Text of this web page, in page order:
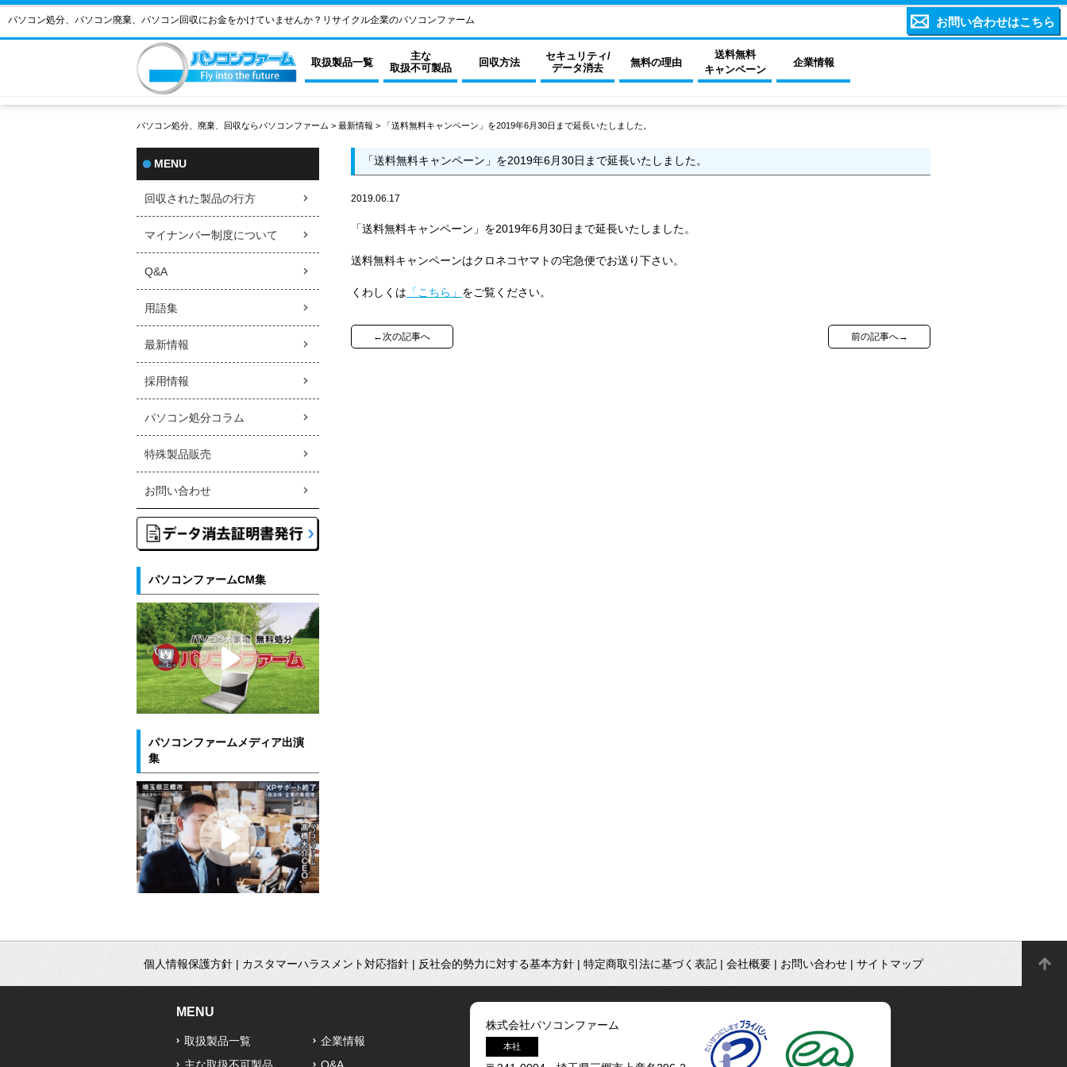
パソコン処分、パソコン廃棄、パソコン回収にお金をかけていませんか？リサイクル企業のパソコンファーム お問い合わせはこちら
取扱製品一覧
主な
取扱不可製品
回収方法
セキュリティ/
データ消去
無料の理由
送料無料
キャンペーン
企業情報
パソコン処分、廃棄、回収ならパソコンファーム > 最新情報 > 「送料無料キャンペーン」を2019年6月30日まで延長いたしました。
「送料無料キャンペーン」を2019年6月30日まで延長いたしました。
2019.06.17
「送料無料キャンペーン」を2019年6月30日まで延長いたしました。
送料無料キャンペーンはクロネコヤマトの宅急便でお送り下さい。
くわしくは 「こちら」 をご覧ください。
前の記事へ→
←次の記事へ
MENU
回収された製品の行方
マイナンバー制度について
Q&A
用語集
最新情報
採用情報
パソコン処分コラム
特殊製品販売
お問い合わせ
パソコンファームCM集
パソコンファームメディア出演
集
個人情報保護方針 | カスタマーハラスメント対応指針 | 反社会的勢力に対する基本方針 | 特定商取引法に基づく表記 | 会社概要 | お問い合わせ | サイトマップ
MENU
取扱製品一覧
企業情報
株式会社パソコンファーム
本社